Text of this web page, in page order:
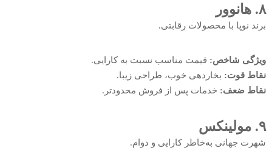
۸. هانوور
برند نوپا با محصولات رقابتی.
ویژگی شاخص: قیمت مناسب نسبت به کارایی.
نقاط قوت: بخاردهی خوب، طراحی زیبا.
نقاط ضعف: خدمات پس از فروش محدودتر.
۹. مولینکس
شهرت جهانی به‌خاطر کارایی و دوام.